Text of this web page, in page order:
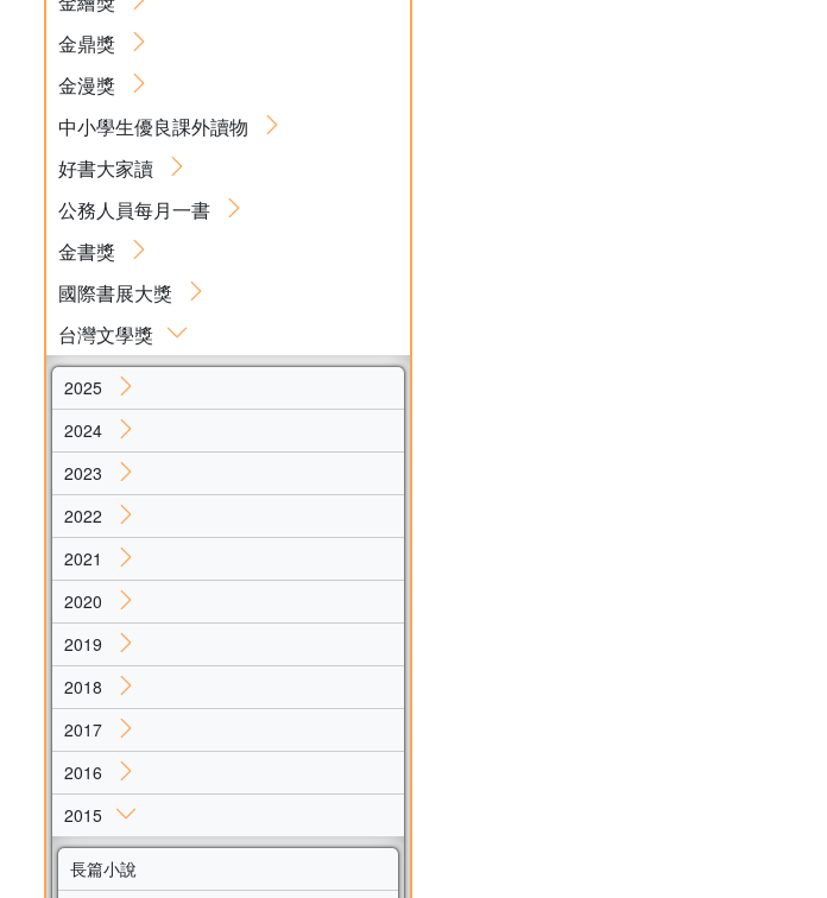
金鼎獎
金漫獎
中小學生優良課外讀物
好書大家讀
公務人員每月一書
金書獎
國際書展大獎
台灣文學獎
2025
2024
2023
2022
2021
2020
2019
2018
2017
2016
2015
長篇小說